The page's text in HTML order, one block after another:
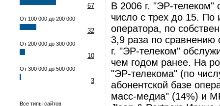
67
От 100 000 до 200 000
32
От 200 000 до 300 000
10
От 300 000 до 500 000
3
Все типы сайтов
В 2006 г. "ЭР-телеком"
число с трех до 15. По
оператора, по
3,9 раза по сравнению
г. "ЭР-телеком"
чем годом ранее. На
"ЭР-телекома" (по
абонентской базе
масс-медиа" (14%) и